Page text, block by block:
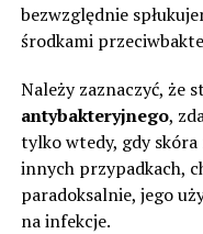
bezwzględnie
środkami
Należy zaznaczyć, że
antybakteryjnego,
tylko wtedy, gdy
innych przypadkach,
paradoksalnie, jego
na infekcje.